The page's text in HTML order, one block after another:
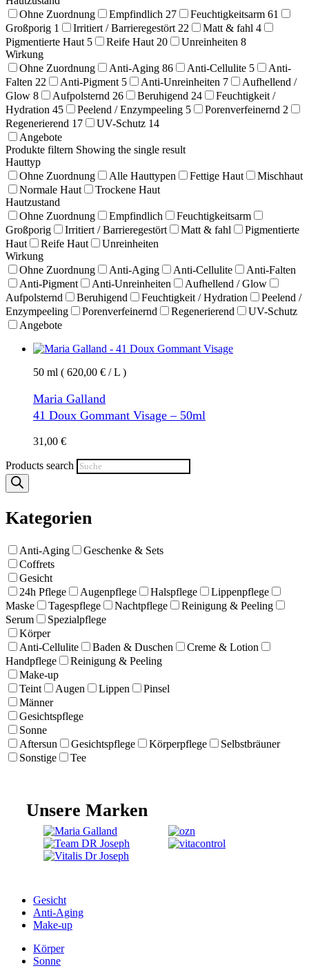
Ohne Zuordnung
Empfindlich 27 Feuchtigkeitsarm 61
Großporig 1 Irritiert / Barrieregestört 22 Matt & fahl 4
Pigmentierte Haut 5 Reife Haut 20 Unreinheiten 8
Wirkung
Ohne Zuordnung
Anti-Aging 86 Anti-Cellulite 5
Anti-
Falten 22 Anti-Pigment 5 Anti-Unreinheiten 7
Aufhellend /
Glow 8 Aufpolsternd 26 Beruhigend 24
Feuchtigkeit /
Hydration 45 Peelend / Enzympeeling 5 Porenverfeinernd 2
Regenerierend 17 UV-Schutz 14
Angebote
Produkte filtern Showing the single result
Hauttyp
Ohne Zuordnung
Alle Hauttypen Fettige Haut
Mischhaut
Normale Haut
Trockene Haut
Hautzustand
Ohne Zuordnung
Empfindlich
Feuchtigkeitsarm
Großporig
Irritiert / Barrieregestört Matt & fahl
Pigmentierte
Haut
Reife Haut
Unreinheiten
Wirkung
Ohne Zuordnung
Anti-Aging Anti-Cellulite
Anti-Falten
Anti-Pigment
Anti-Unreinheiten
Aufhellend / Glow
Aufpolsternd
Beruhigend Feuchtigkeit / Hydration
Peelend /
Enzympeeling
Porenverfeinernd Regenerierend
UV-Schutz
Angebote
50 ml ( 620,00 € / L )
Maria Galland
41 Doux Gommant Visage – 50ml
31,00 €
Products search
Kategorien
Anti-Aging
Geschenke & Sets
Coffrets
Gesicht
24h Pflege
Augenpflege Halspflege
Lippenpflege
Maske
Tagespflege Nachtpflege
Reinigung & Peeling
Serum
Spezialpflege
Körper
Anti-Cellulite
Baden & Duschen
Creme & Lotion
Handpflege
Reinigung & Peeling
Make-up
Teint
Augen Lippen
Pinsel
Männer
Gesichtspflege
Sonne
Aftersun
Gesichtspflege Körperpflege
Selbstbräuner
Sonstige
Tee
Unsere Marken
Gesicht
Anti-Aging
Make-up
Körper
Sonne